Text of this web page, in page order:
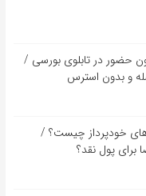
حضور در تابلوی بورسی /
و بدون استرس
خودپرداز چیست؟ /
برای پول نقد؟